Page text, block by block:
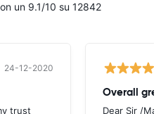
un 9.1/10 su 12842
24-12-2020
trust
Overall
Dear Sir /